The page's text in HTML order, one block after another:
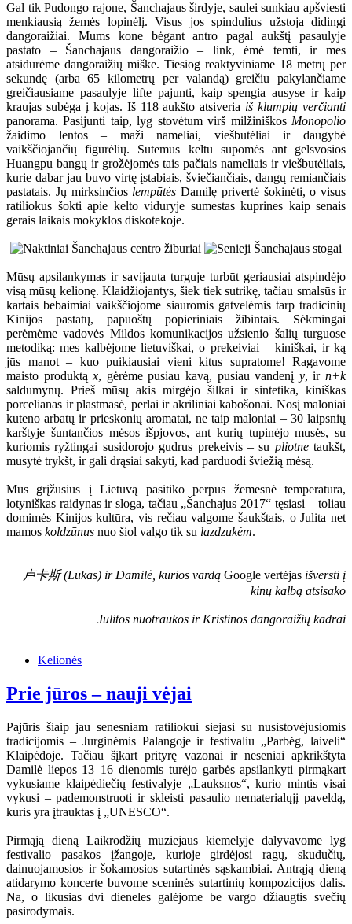
Gal tik Pudongo rajone, Šanchajaus širdyje, saulei sunkiau apšviesti
menkiausią žemės lopinėlį. Visus jos spindulius užstoja didingi
dangoraižiai. Mums kone bėgant antro pagal aukštį pasaulyje
pastato – Šanchajaus dangoraižio – link, ėmė temti, ir mes
atsidūrėme dangoraižių miške. Tiesiog reaktyviniame 18 metrų per
sekundę (arba 65 kilometrų per valandą) greičiu pakylančiame
greičiausiame pasaulyje lifte pajunti, kaip spengia ausyse ir kaip
kraujas subėga į kojas. Iš 118 aukšto atsiveria iš klumpių verčianti
panorama. Pasijunti taip, lyg stovėtum virš milžiniškos Monopolio
žaidimo lentos – maži nameliai, viešbutėliai ir daugybė
vaikščiojančių figūrėlių. Sutemus keltu supomės ant gelsvosios
Huangpu bangų ir grožėjomės tais pačiais nameliais ir viešbutėliais,
kurie dabar jau buvo virtę įstabiais, šviečiančiais, dangų remiančiais
pastatais. Jų mirksinčios lempūtės Damilę privertė šokinėti, o visus
ratiliokus šokti apie kelto viduryje sumestas kuprines kaip senais
gerais laikais mokyklos diskotekoje.
Mūsų apsilankymas ir savijauta turguje turbūt geriausiai atspindėjo
visą mūsų kelionę. Klaidžiojantys, šiek tiek sutrikę, tačiau smalsūs ir
kartais bebaimiai vaikščiojome siauromis gatvelėmis tarp tradicinių
Kinijos pastatų, papuoštų popieriniais žibintais. Sėkmingai
perėmėme vadovės Mildos komunikacijos užsienio šalių turguose
metodiką: mes kalbėjome lietuviškai, o prekeiviai – kiniškai, ir ką
jūs manot – kuo puikiausiai vieni kitus supratome! Ragavome
maisto produktąx, gėrėme pusiau kavą, pusiau vandenį y, irn+k
saldumynų. Prieš mūsų akis mirgėjo šilkai ir sintetika, kiniškas
porcelianas ir plastmasė, perlai ir akriliniai kabošonai. Nosį maloniai
kuteno arbatų ir prieskonių aromatai, ne taip maloniai – 30 laipsnių
karštyje šuntančios mėsos išpjovos, ant kurių tupinėjo musės, su
kuriomis ryžtingai susidorojo gudrus prekeivis – su pliotnetaukšt,
musytė trykšt, ir gali drąsiai sakyti, kad parduodi šviežią mėsą.
Mus grįžusius į Lietuvą pasitiko perpus žemesnė temperatūra,
lotyniškas raidynas ir sloga, tačiau „Šanchajus 2017“ tęsiasi – toliau
domimės Kinijos kultūra, vis rečiau valgome šaukštais, o Julita net
mamos koldzūnus nuo šiol valgo tik su lazdzukėm.
卢卡斯 (Lukas) ir Damilė, kurios vardą Google vertėjas išversti į
kinų kalbą atsisako
Julitos nuotraukos ir Kristinos dangoraižių kadrai
Kelionės
Prie jūros – nauji vėjai
Pajūris šiaip jau senesniam ratiliokui siejasi su nusistovėjusiomis
tradicijomis – Jurginėmis Palangoje ir festivaliu „Parbėg, laiveli“
Klaipėdoje. Tačiau šįkart prityrę vazonai ir neseniai apkrikštyta
Damilė liepos 13–16 dienomis turėjo garbės apsilankyti pirmąkart
vykusiame klaipėdiečių festivalyje „Lauksnos“, kurio mintis visai
vykusi – pademonstruoti ir skleisti pasaulio nematerialųjį paveldą,
kuris yra įtrauktas į „UNESCO“.
Pirmąją dieną Laikrodžių muziejaus kiemelyje dalyvavome lyg
festivalio pasakos įžangoje, kurioje girdėjosi ragų, skudučių,
dainuojamosios ir šokamosios sutartinės sąskambiai. Antrąją dieną
atidarymo koncerte buvome sceninės sutartinių kompozicijos dalis.
Na, o likusias dvi dieneles galėjome be vargo džiaugtis svečių
pasirodymais.